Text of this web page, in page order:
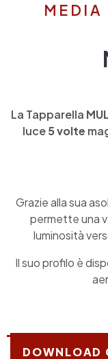
La Tapparella
luce5 volte
Grazie alla sua
permette una
luminosità
Il suo profilo è
DOWNLOAD